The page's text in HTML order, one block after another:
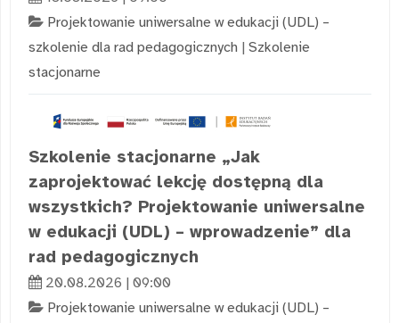
Projektowanie uniwersalne w edukacji (UDL) –
szkolenie dla rad pedagogicznych | Szkolenie
stacjonarne
Szkolenie stacjonarne „Jak
zaprojektować lekcję dostępną dla
wszystkich? Projektowanie uniwersalne
w edukacji (UDL) – wprowadzenie” dla
rad pedagogicznych
20.08.2026 | 09:00
Projektowanie uniwersalne w edukacji (UDL) –